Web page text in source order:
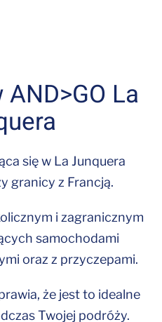
La
się w La Junquera
granicy z Francją.
i zagranicznym
samochodami
oraz z przyczepami.
że jest to idealne
Twojej podróży.